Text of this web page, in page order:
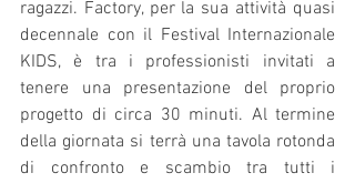
ragazzi. Factory, per la sua attività quasi
decennale con il Festival Internazionale
KIDS, è tra i professionisti invitati a
tenere una presentazione del proprio
progetto di circa 30 minuti. Al termine
della giornata si terrà una tavola rotonda
di confronto e scambio tra tutti i